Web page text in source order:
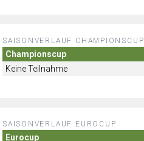
SAISONVERLAUF CHAMPIONSCUP
Championscup
Keine Teilnahme
SAISONVERLAUF EUROCUP
Eurocup